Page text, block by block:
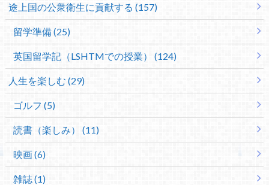
途上国の公衆衛生に貢献する (157)
留学準備 (25)
英国留学記（LSHTMでの授業） (124)
人生を楽しむ (29)
ゴルフ (5)
読書（楽しみ） (11)
映画 (6)
雑誌 (1)